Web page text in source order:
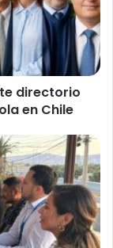
directorio
en Chile